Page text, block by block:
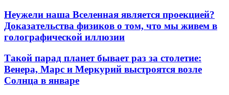
Неужели наша Вселенная является проекцией?
Доказательства физиков о том, что мы живем в
голографической иллюзии
Такой парад планет бывает раз за столетие:
Венера, Марс и Меркурий выстроятся возле
Солнца в январе